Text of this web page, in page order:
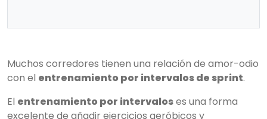
Muchos corredores tienen una relación de amor-odio
con el entrenamiento por intervalos de sprint.
El entrenamiento por intervaloses una forma
excelente de añadir ejercicios aeróbicos y